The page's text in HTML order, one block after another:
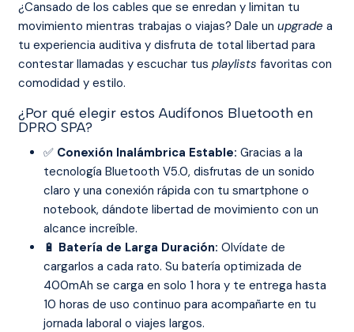
¿Cansado de los cables que se enredan y limitan tu
movimiento mientras trabajas o viajas? Dale un upgrade a
tu experiencia auditiva y disfruta de total libertad para
contestar llamadas y escuchar tus playlists favoritas con
comodidad y estilo.
¿Por qué elegir estos Audífonos Bluetooth en
DPRO SPA?
✅ Conexión Inalámbrica Estable: Gracias a la
tecnología Bluetooth V5.0, disfrutas de un sonido
claro y una conexión rápida con tu smartphone o
notebook, dándote libertad de movimiento con un
alcance increíble.
🔋 Batería de Larga Duración: Olvídate de
cargarlos a cada rato. Su batería optimizada de
400mAh se carga en solo 1 hora y te entrega hasta
10 horas de uso continuo para acompañarte en tu
jornada laboral o viajes largos.